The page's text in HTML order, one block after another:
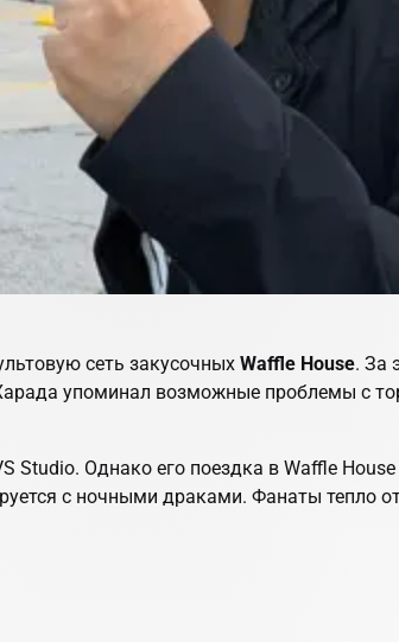
сеть закусочных Waffle House. За
Харада упоминал возможные проблемы с
Studio. Однако его поездка в Waffle
с ночными драками. Фанаты тепло